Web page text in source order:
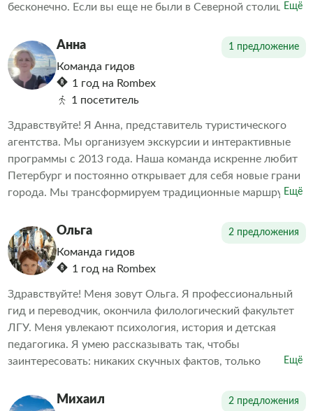
бесконечно. Если вы еще не были в Северной столице
уникальную возможность познакомиться с главными
достопримечательностями Санкт-Петербурга.
Ещё
Анна 1 предложение
Команда гидов
1 год на Rombex
1 посетитель
Здравствуйте! Я Анна, представитель туристического
агентства. Мы организуем экскурсии и интерактивные
программы с 2013 года. Наша команда искренне любит
Петербург и постоянно открывает для себя новые грани
города. Мы трансформируем традиционные маршруты,
Наша цель — объединить игру и образование. За годы
работы мы убедились, что интерактивные туры с играми
и викторинами интересны не только детям, но и
взрослым.
Ещё
Ольга 2 предложения
Команда гидов
1 год на Rombex
Здравствуйте! Меня зовут Ольга. Я профессиональный
гид и переводчик, окончила филологический факультет
ЛГУ. Меня увлекают психология, история и детская
педагогика. Я умею рассказывать так, чтобы
заинтересовать: никаких скучных фактов, только
прошлого помогает лучше осознать настоящее.
Ещё
Михаил 2 предложения